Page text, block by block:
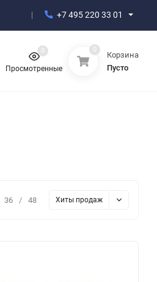
+7 495 220 33 01
Просмотренные
0 0
Корзина
Пусто
36 / 48 Хиты продаж